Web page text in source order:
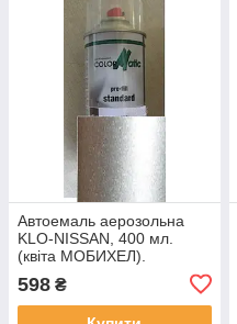
Автоемаль аерозольна
KLO-NISSAN, 400 мл.
(квіта МОБИХЕЛ).
598 ₴